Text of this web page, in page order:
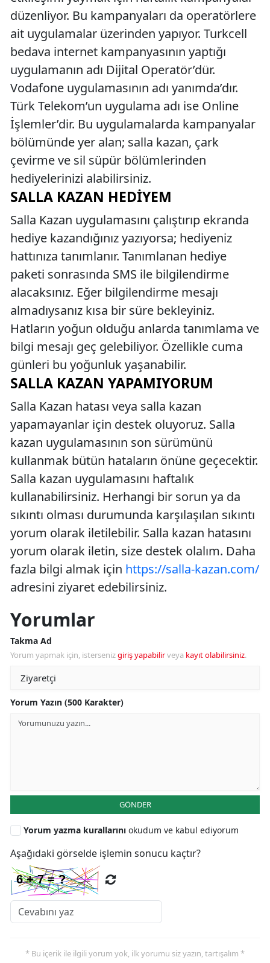
düzenliyor. Bu kampanyaları da operatörlere
ait uygulamalar üzerinden yapıyor. Turkcell
bedava internet kampanyasının yaptığı
uygulamanın adı Dijital Operatör’dür.
Vodafone uygulamasının adı yanımda’dır.
Türk Telekom’un uygulama adı ise Online
İşlemler’dir. Bu uygulamalarda kampanyalar
bölümünde yer alan; salla kazan, çark
çevirme ve sil süpür bölümlerinden
hediyelerinizi alabilirsiniz.
SALLA KAZAN HEDIYEM
Salla Kazan uygulamasını çalıştırıp ekranda
hediye kazandığınız yazıyorsa; hediyeniz
hattınıza tanımlanır. Tanımlanan hediye
paketi sonrasında SMS ile bilgilendirme
alacaksınız. Eğer bilgilendirme mesajı
almadıysanız kısa bir süre bekleyiniz.
Hatların yoğun olduğu anlarda tanımlama ve
bilgi mesajı geç gelebiliyor. Özellikle cuma
günleri bu yoğunluk yaşanabilir.
SALLA KAZAN YAPAMIYORUM
Salla Kazan hatası veya salla kazan
yapamayanlar için destek oluyoruz. Salla
kazan uygulamasının son sürümünü
kullanmak bütün hataların önüne geçecektir.
Salla kazan uygulamasını haftalık
kullanabilirsiniz. Herhangi bir sorun ya da
sıkıntı olması durumunda karşılaşılan sıkıntı
yorum olarak iletilebilir. Salla kazan hatasını
yorum olarak iletin, size destek olalım. Daha
fazla bilgi almak için https://salla-kazan.com/
adresini ziyaret edebilirsiniz.
Yorumlar
Takma Ad
Yorum yapmak için, istersenizgiriş yapabilirveya kayıt olabilirsiniz.
Yorum Yazın (500 Karakter)
GÖNDER
Yorum yazma kurallarını okudum ve kabul ediyorum
Aşağıdaki görselde işlemin sonucu kaçtır?
* Bu içerik ile ilgili yorum yok, ilk yorumu siz yazın, tartışalım *